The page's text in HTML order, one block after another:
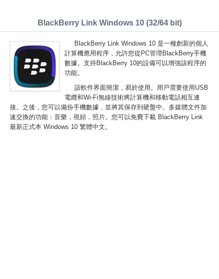
BlackBerry Link Windows 10 (32/64 bit)
BlackBerry Link Windows 10 是一種創新的個人
計算機應用程序，允許您從PC管理BlackBerry手機
數據。支持BlackBerry 10的設備可以增強該程序的
功能。
該軟件界面簡潔，易於使用。用戶需要使用USB
電纜和Wi-Fi無線技術將計算機和移動電話相互連
接。之後，您可以備份手機數據，並將其保存到硬盤中。多媒體文件加
速交換的功能：音樂，視頻，照片。您可以免費下載 BlackBerry Link
最新正式本 Windows 10 繁體中文。